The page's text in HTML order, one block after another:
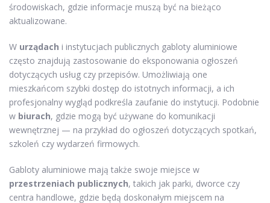
środowiskach, gdzie informacje muszą być na bieżąco
aktualizowane.
W urządach i instytucjach publicznych gabloty aluminiowe
często znajdują zastosowanie do eksponowania ogłoszeń
dotyczących usług czy przepisów. Umożliwiają one
mieszkańcom szybki dostęp do istotnych informacji, a ich
profesjonalny wygląd podkreśla zaufanie do instytucji. Podobnie
w biurach, gdzie mogą być używane do komunikacji
wewnętrznej — na przykład do ogłoszeń dotyczących spotkań,
szkoleń czy wydarzeń firmowych.
Gabloty aluminiowe mają także swoje miejsce w
przestrzeniach publicznych, takich jak parki, dworce czy
centra handlowe, gdzie będą doskonałym miejscem na